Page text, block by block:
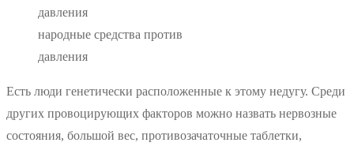
народные средства против
давления
Есть люди генетически расположенные к этому недугу. Среди
других провоцирующих факторов можно назвать нервозные
состояния, большой вес, противозачаточные таблетки,